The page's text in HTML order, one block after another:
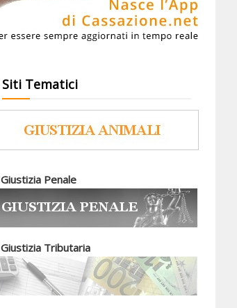
Siti Tematici
Giustizia Penale
Giustizia Tributaria